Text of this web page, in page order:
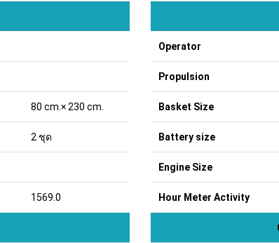
80 cm.× 230 cm.
2 ชุด
1569.0
Operator
Propulsion
Basket Size
Battery size
Engine Size
Hour Meter Activity